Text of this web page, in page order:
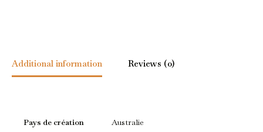
Additional information Reviews (0)
Pays de création Australie